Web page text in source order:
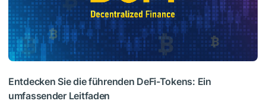
Entdecken Sie die führenden DeFi-Tokens: Ein
umfassender Leitfaden